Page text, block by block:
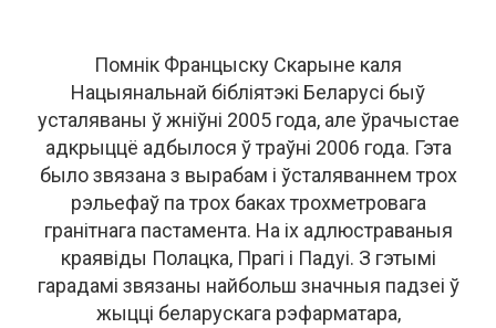
Помнік Францыску Скарыне каля
Нацыянальнай бібліятэкі Беларусі быў
усталяваны ў жніўні 2005 года, але ўрачыстае
адкрыццё адбылося ў траўні 2006 года. Гэта
было звязана з вырабам і ўсталяваннем трох
рэльефаў па трох баках трохметровага
гранітнага пастамента. На іх адлюстраваныя
краявіды Полацка, Прагі і Падуі. З гэтымі
гарадамі звязаны найбольш значныя падзеі ў
жыцці беларускага рэфарматара,